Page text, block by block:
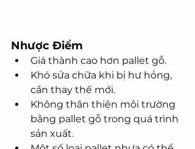
Nhược Điểm
Giá thành cao hơn pallet gỗ.
Khó sửa chữa khi bị hư hỏng,
cần thay thế mới.
Không thân thiện môi trường
bằng pallet gỗ trong quá trình
sản xuất.